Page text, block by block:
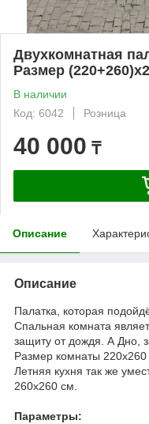
Двухкомнатная
Размер
В наличии
Код: 6042
Розница
40 000 ₸
Описание
Описание
Палатка, которая
Спальная комната
защиту от дождя. А Дно,
Размер комнаты 220х260
Летняя кухня так же
260х260 см.
Параметры: